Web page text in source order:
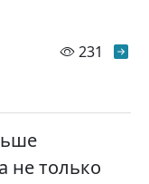
231
не только